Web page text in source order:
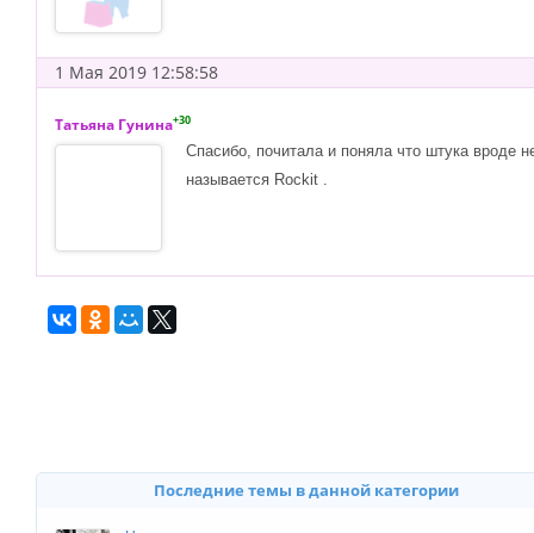
1 Мая 2019 12:58:58
Татьяна Гунина+30
Спасибо, почитала и поняла что штука вроде
называется Rockit .
Последние темы в данной категории